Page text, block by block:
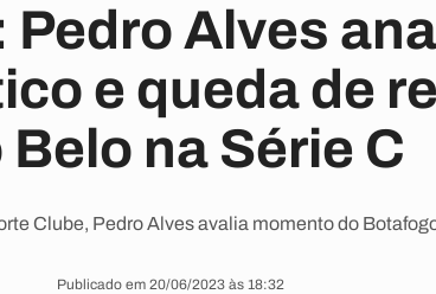
Alves
e queda de
Belo na Série C
Clube, Pedro Alves avalia momento do
Publicado em 20/06/2023 às 18:32